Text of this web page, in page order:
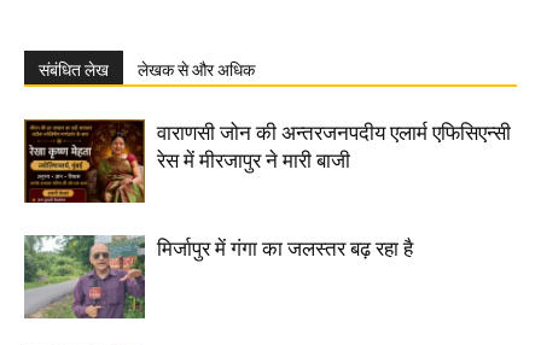
संबंधित लेख लेखक से और अधिक
वाराणसी जोन की अन्तरजनपदीय एलार्म एफिसिएन्सी
रेस में मीरजापुर ने मारी बाजी
मिर्जापुर में गंगा का जलस्तर बढ़ रहा है